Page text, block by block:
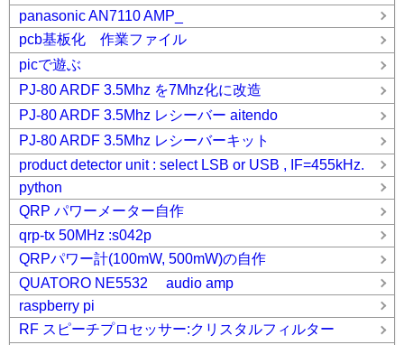
panasonic AN7110 AMP_
pcb基板化 作業ファイル
picで遊ぶ
PJ-80 ARDF 3.5Mhz を7Mhz化に改造
PJ-80 ARDF 3.5Mhz レシーバー aitendo
PJ-80 ARDF 3.5Mhz レシーバーキット
product detector unit : select LSB or USB , IF=455kHz.
python
QRP パワーメーター自作
qrp-tx 50MHz :s042p
QRPパワー計(100mW, 500mW)の自作
QUATORO NE5532 audio amp
raspberry pi
RF スピーチプロセッサー:クリスタルフィルター